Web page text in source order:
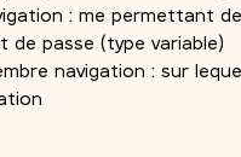
: me permettant
de passe (type variable)
navigation : sur